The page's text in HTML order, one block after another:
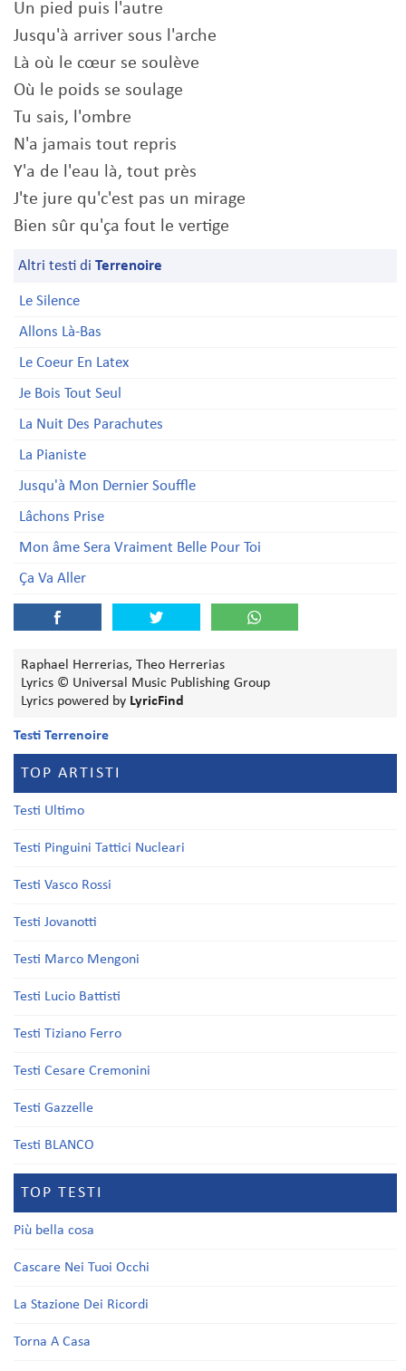
Un pied puis l'autre
Jusqu'à arriver sous l'arche
Là où le cœur se soulève
Où le poids se soulage
Tu sais, l'ombre
N'a jamais tout repris
Y'a de l'eau là, tout près
J'te jure qu'c'est pas un mirage
Bien sûr qu'ça fout le vertige
Altri testi di Terrenoire
Le Silence
Allons Là-Bas
Le Coeur En Latex
Je Bois Tout Seul
La Nuit Des Parachutes
La Pianiste
Jusqu'à Mon Dernier Souffle
Lâchons Prise
Mon âme Sera Vraiment Belle Pour Toi
Ça Va Aller
Raphael Herrerias, Theo Herrerias
Lyrics © Universal Music Publishing Group
Lyrics powered by LyricFind
Testi Terrenoire
TOP ARTISTI
Testi Ultimo
Testi Pinguini Tattici Nucleari
Testi Vasco Rossi
Testi Jovanotti
Testi Marco Mengoni
Testi Lucio Battisti
Testi Tiziano Ferro
Testi Cesare Cremonini
Testi Gazzelle
Testi BLANCO
TOP TESTI
Più bella cosa
Cascare Nei Tuoi Occhi
La Stazione Dei Ricordi
Torna A Casa